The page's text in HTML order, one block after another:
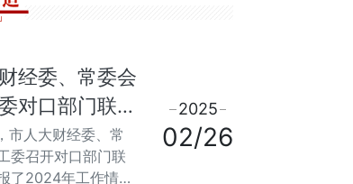
请代表参加相关活动，征求代
计、国有资产管理等方面的代
经委、常委会
对口部门联系
恭明出席并
市人大财经委、常
委召开对口部门联
了2024年工作情况
2025
02/26